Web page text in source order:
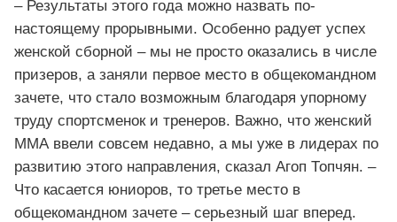
– Результаты этого года можно назвать по-
настоящему прорывными. Особенно радует успех
женской сборной – мы не просто оказались в числе
призеров, а заняли первое место в общекомандном
зачете, что стало возможным благодаря упорному
труду спортсменок и тренеров. Важно, что женский
ММА ввели совсем недавно, а мы уже в лидерах по
развитию этого направления, сказал Агоп Топчян. –
Что касается юниоров, то третье место в
общекомандном зачете – серьезный шаг вперед.